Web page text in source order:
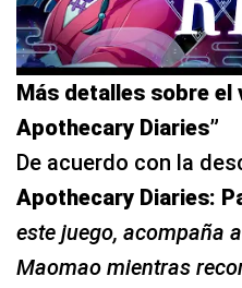
Más detalles sobre el
Apothecary Diaries”
De acuerdo con la
Apothecary Diaries:
este juego, acompaña
Maomao mientras